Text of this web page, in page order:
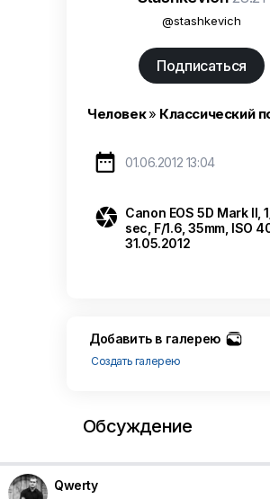
@stashkevich
Подписаться
Человек» Классический
 01.06.2012 13:04
 Canon EOS 5D Mark II,
sec, F/1.6, 35mm, ISO
31.05.2012
Добавить в галерею
Создать галерею
Обсуждение
Qwerty